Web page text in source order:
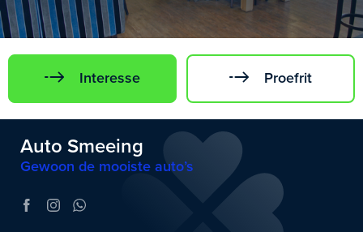
Interesse Proefrit
Auto Smeeing
Gewoon de mooiste auto’s